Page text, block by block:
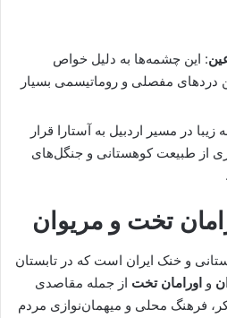
: این چشمه‌ها به دلیل خواص
دردهای مفصلی و روماتیسمی بسیار
زیبا در مسیر اردبیل به آستارا قرار
از طبیعت کوهستانی و جنگل‌های
تخت و مریوان
و خنک ایران است که در تابستان
و اورامان تخت از جمله مقاصدی
فرهنگ محلی و میهمان‌نوازی مردم